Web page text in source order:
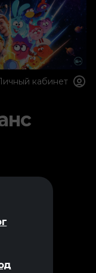
кабинет